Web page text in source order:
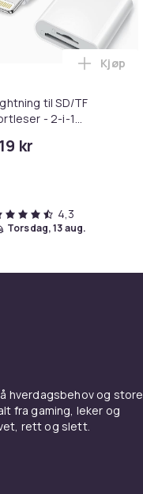
i handlekurven
kompatible med Bose
til SD/TF
- 2-i-1
iPad
kr
Legg
Kjøp
4,3
torsdag, 13 aug.
hverdagsbehov og store
fra gaming, leker og
rett og slett.